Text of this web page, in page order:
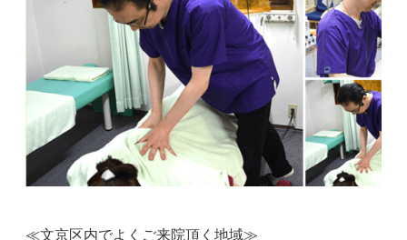
≪文京区内でよくご来院頂く地域≫